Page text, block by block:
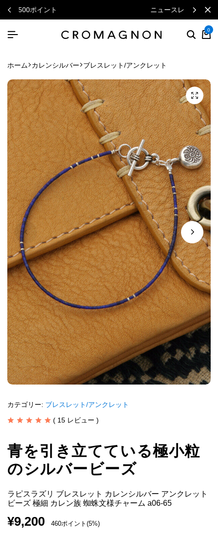
ニュースレターで毎月500円クーポン
0
ホーム カレンシルバー ブレスレット/アンクレット
カテゴリー: ブレスレット/アンクレット
( 15 レビュー )
青を引き立てている極小粒
のシルバービーズ
ラピスラズリ ブレスレット カレンシルバー アンクレット
ビーズ 極細 カレン族 蜘蛛文様チャーム a06-65
¥9,200 460ポイント(5%)